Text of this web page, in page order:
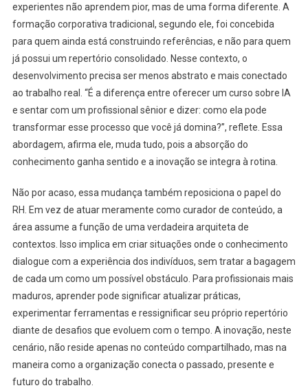
experientes não aprendem pior, mas de uma forma diferente. A
formação corporativa tradicional, segundo ele, foi concebida
para quem ainda está construindo referências, e não para quem
já possui um repertório consolidado. Nesse contexto, o
desenvolvimento precisa ser menos abstrato e mais conectado
ao trabalho real. “É a diferença entre oferecer um curso sobre IA
e sentar com um profissional sênior e dizer: como ela pode
transformar esse processo que você já domina?”, reflete. Essa
abordagem, afirma ele, muda tudo, pois a absorção do
conhecimento ganha sentido e a inovação se integra à rotina.
Não por acaso, essa mudança também reposiciona o papel do
RH. Em vez de atuar meramente como curador de conteúdo, a
área assume a função de uma verdadeira arquiteta de
contextos. Isso implica em criar situações onde o conhecimento
dialogue com a experiência dos indivíduos, sem tratar a bagagem
de cada um como um possível obstáculo. Para profissionais mais
maduros, aprender pode significar atualizar práticas,
experimentar ferramentas e ressignificar seu próprio repertório
diante de desafios que evoluem com o tempo. A inovação, neste
cenário, não reside apenas no conteúdo compartilhado, mas na
maneira como a organização conecta o passado, presente e
futuro do trabalho.